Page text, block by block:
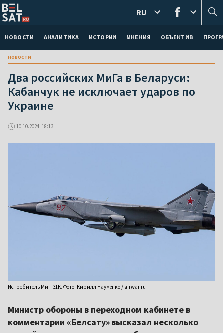
НОВОСТИ АНАЛИТИКА ИСТОРИИ МНЕНИЯ ОБЪЕКТИВ
RU
новости
Два российских МиГа в Беларуси:
Кабанчук не исключает ударов по
Украине
10.10.2024, 18:13
Истребитель МиГ-31К. Фото: Кирилл Науменко / airwar.ru
Министр обороны в переходном кабинете в
комментарии «Белсату» высказал несколько